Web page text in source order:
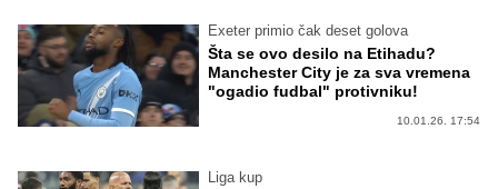
Exeter primio čak deset golova
Šta se ovo desilo na Etihadu?
Manchester City je za sva vremena
"ogadio fudbal" protivniku!
10.01.26. 17:54
Liga kup